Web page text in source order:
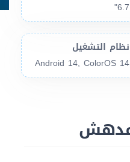
6.7"
نظام التشغيل
Android 14, ColorOS 14